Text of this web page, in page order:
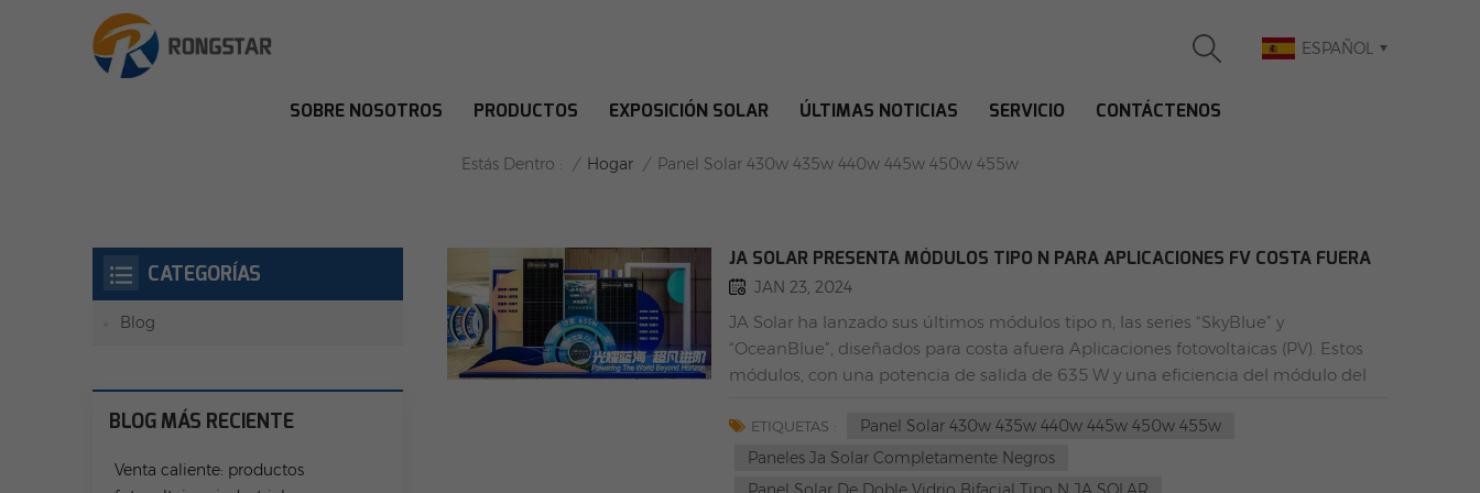
ESPAÑOL
SOBRE NOSOTROS PRODUCTOS EXPOSICIÓN SOLAR ÚLTIMAS NOTICIAS SERVICIO CONTÁCTENOS
PANEL SOLAR 430W 435W 440W 445W 450W 455W
Estás Dentro : / Hogar / Panel Solar 430w 435w 440w 445w 450w 455w
JA SOLAR PRESENTA MÓDULOS TIPO N PARA APLICACIONES FV COSTA FUERA
JAN 23, 2024
JA Solar ha lanzado sus últimos módulos tipo n, las series “SkyBlue” y
“OceanBlue”, diseñados para costa afuera Aplicaciones fotovoltaicas (PV). Estos
módulos, con una potencia de salida de 635 W y una eficiencia del módulo del
los módulos de las series Oceanblue y Skyblue. Imagen: JA Solar Soluciones
personalizadas para desafíos offshoreCon terrenos limitados para instalaciones
solares, la industria está explorando alternativas marinas. Los módulos de JA
ETIQUETAS :
Panel Solar 430w 435w 440w 445w 450w 455w
Paneles Ja Solar Completamente Negros
CATEGORÍAS
Blog
BLOG MÁS RECIENTE
Venta caliente: productos